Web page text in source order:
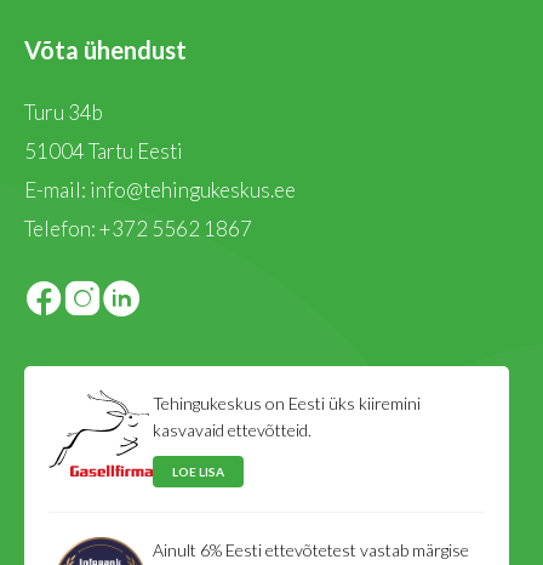
Võta ühendust
Turu 34b
51004 Tartu Eesti
E-mail: info@tehingukeskus.ee
Telefon:+372 5562 1867
Tehingukeskus on Eesti üks kiiremini
kasvavaid ettevõtteid.
LOE LISA
Ainult 6% Eesti ettevõtetest vastab märgise